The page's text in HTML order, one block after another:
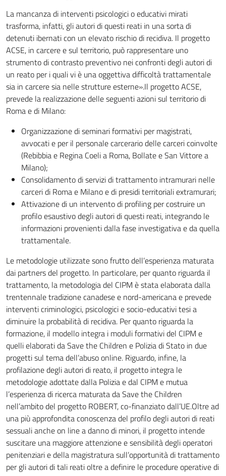
La mancanza di interventi psicologici o educativi mirati
trasforma, infatti, gli autori di questi reati in una sorta di
detenuti ibernati con un elevato rischio di recidiva. Il progetto
ACSE, in carcere e sul territorio, può rappresentare uno
strumento di contrasto preventivo nei confronti degli autori di
un reato per i quali vi è una oggettiva difficoltà trattamentale
sia in carcere sia nelle strutture esterne».Il progetto ACSE,
prevede la realizzazione delle seguenti azioni sul territorio di
Roma e di Milano:
Organizzazione di seminari formativi per magistrati,
avvocati e per il personale carcerario delle carceri coinvolte
(Rebibbia e Regina Coeli a Roma, Bollate e San Vittore a
Milano);
Consolidamento di servizi di trattamento intramurari nelle
carceri di Roma e Milano e di presidi territoriali extramurari;
Attivazione di un intervento di profiling per costruire un
profilo esaustivo degli autori di questi reati, integrando le
informazioni provenienti dalla fase investigativa e da quella
trattamentale.
Le metodologie utilizzate sono frutto dell’esperienza maturata
dai partners del progetto. In particolare, per quanto riguarda il
trattamento, la metodologia del CIPM è stata elaborata dalla
trentennale tradizione canadese e nord-americana e prevede
interventi criminologici, psicologici e socio-educativi tesi a
diminuire la probabilità di recidiva. Per quanto riguarda la
formazione, il modello integra i moduli formativi del CIPM e
quelli elaborati da Save the Children e Polizia di Stato in due
progetti sul tema dell’abuso online. Riguardo, infine, la
profilazione degli autori di reato, il progetto integra le
metodologie adottate dalla Polizia e dal CIPM e mutua
l’esperienza di ricerca maturata da Save the Children
nell’ambito del progetto ROBERT, co-finanziato dall’UE.Oltre ad
una più approfondita conoscenza del profilo degli autori di reati
sessuali anche on line a danno di minori, il progetto intende
suscitare una maggiore attenzione e sensibilità degli operatori
penitenziari e della magistratura sull’opportunità di trattamento
per gli autori di tali reati oltre a definire le procedure operative di